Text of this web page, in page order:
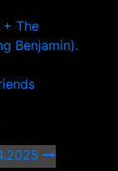
The
Benjamin).